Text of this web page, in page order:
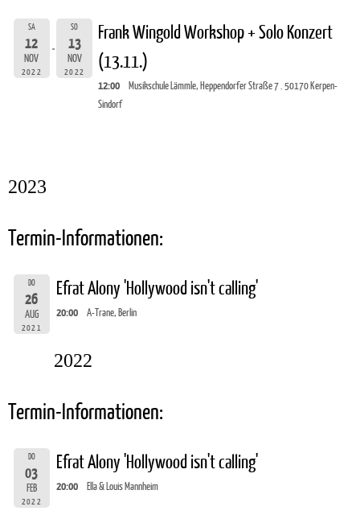
SA
12
NOV
2022
SO
13
NOV
2022
Frank Wingold Workshop + Solo Konzert
(13.11.)
12:00
Musikschule Lämmle, Heppendorfer Straße 7 . 50170 Kerpen-
Sindorf
2023
Termin-Informationen:
DO
26
AUG
2021
Efrat Alony 'Hollywood isn't calling'
20:00 A-Trane, Berlin
2022
Termin-Informationen:
DO
03
FEB
2022
Efrat Alony 'Hollywood isn't calling'
20:00 Ella & Louis Mannheim